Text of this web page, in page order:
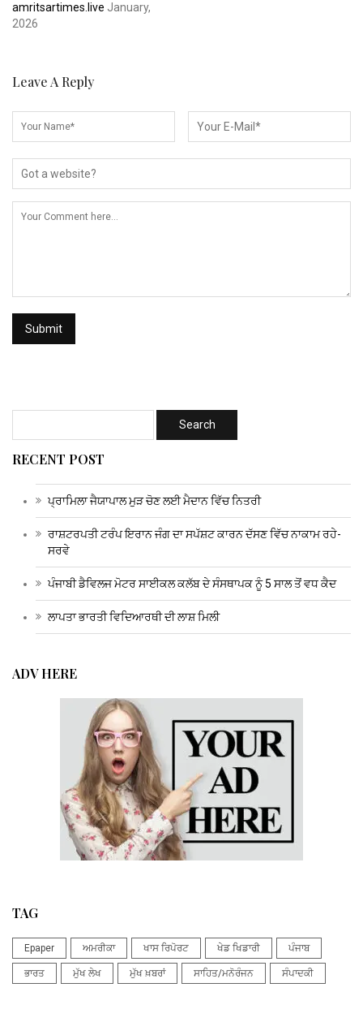
amritsartimes.live January,
2026
Leave A Reply
RECENT POST
ਪ੍ਰਾਮਿਲਾ ਜੈਯਾਪਾਲ ਮੁੜ ਚੋਣ ਲਈ ਮੈਦਾਨ ਵਿੱਚ ਨਿਤਰੀ
ਰਾਸ਼ਟਰਪਤੀ ਟਰੰਪ ਇਰਾਨ ਜੰਗ ਦਾ ਸਪੱਸ਼ਟ ਕਾਰਨ ਦੱਸਣ ਵਿੱਚ ਨਾਕਾਮ ਰਹੇ-
ਸਰਵੇ
ਪੰਜਾਬੀ ਡੈਵਿਲਜ ਮੋਟਰ ਸਾਈਕਲ ਕਲੱਬ ਦੇ ਸੰਸਥਾਪਕ ਨੂੰ 5 ਸਾਲ ਤੋਂ ਵਧ ਕੈਦ
ਲਾਪਤਾ ਭਾਰਤੀ ਵਿਦਿਆਰਥੀ ਦੀ ਲਾਸ਼ ਮਿਲੀ
ADV HERE
TAG
Epaper ਅਮਰੀਕਾ ਖਾਸ ਰਿਪੋਰਟ ਖੇਡ ਖਿਡਾਰੀ ਪੰਜਾਬ
ਭਾਰਤ ਮੁੱਖ ਲੇਖ ਮੁੱਖ ਖ਼ਬਰਾਂ ਸਾਹਿਤ/ਮਨੋਰੰਜਨ ਸੰਪਾਦਕੀ